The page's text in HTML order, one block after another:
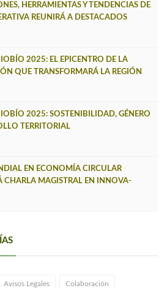
HERRAMIENTAS Y TENDENCIAS DE
REUNIRÁ A DESTACADOS
2025: EL EPICENTRO DE LA
QUE TRANSFORMARÁ LA REGIÓN
2025: SOSTENIBILIDAD, GÉNERO
TERRITORIAL
EN ECONOMÍA CIRCULAR
CHARLA MAGISTRAL EN INNOVA-
Avisos Legales Colaboración